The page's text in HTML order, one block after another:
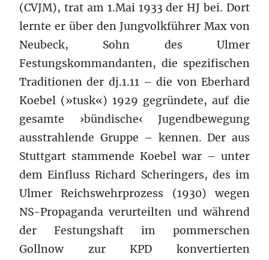
(CVJM), trat am 1.Mai 1933 der HJ bei. Dort
lernte er über den Jungvolkführer Max von
Neubeck, Sohn des Ulmer
Festungskommandanten, die spezifischen
Traditionen der dj.1.11 – die von Eberhard
Koebel (»tusk«) 1929 gegründete, auf die
gesamte ›bündische‹ Jugendbewegung
ausstrahlende Gruppe – kennen. Der aus
Stuttgart stammende Koebel war – unter
dem Einfluss Richard Scheringers, des im
Ulmer Reichswehrprozess (1930) wegen
NS-Propaganda verurteilten und während
der Festungshaft im pommerschen
Gollnow zur KPD konvertierten